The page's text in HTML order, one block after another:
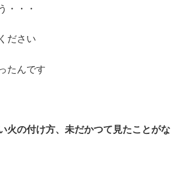
・・・
ださい
たんです
火の付け方、未だかつて見たことがな